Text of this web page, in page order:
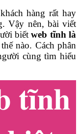
hàng rất hay
Vậy nên, bài viết
biếtweb tĩnh là
nào. Cách phân
cùng tìm hiểu